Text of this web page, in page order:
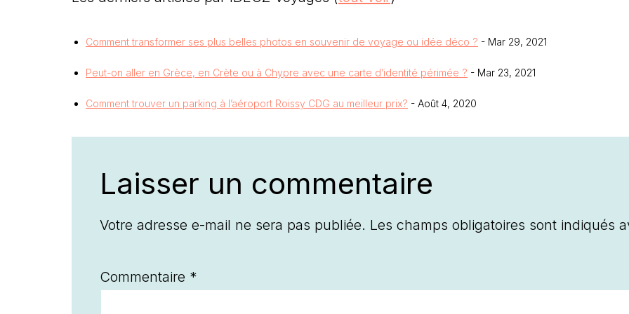
Comment transformer ses plus belles photos en souvenir de voyage ou idée déco ? - Mar 29, 2021
Peut-on aller en Grèce, en Crète ou à Chypre avec une carte d’identité périmée ? - Mar 23, 2021
Comment trouver un parking à l’aéroport Roissy CDG au meilleur prix? - Août 4, 2020
Laisser un commentaire
Votre adresse e-mail ne sera pas publiée. Les champs obligatoires sont indiqués
Commentaire *